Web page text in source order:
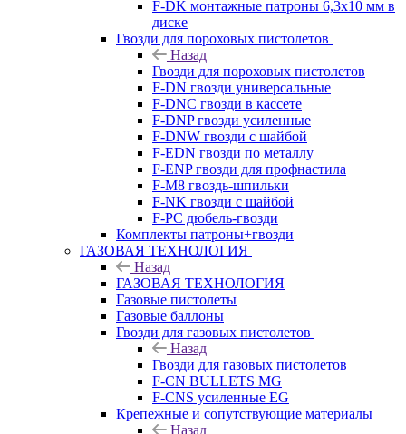
F-DK монтажные патроны 6,3х10 мм в
диске
Гвозди для пороховых пистолетов
Назад
Гвозди для пороховых пистолетов
F-DN гвозди универсальные
F-DNC гвозди в кассете
F-DNP гвозди усиленные
F-DNW гвозди с шайбой
F-EDN гвозди по металлу
F-ENP гвозди для профнастила
F-M8 гвоздь-шпильки
F-NK гвозди с шайбой
F-PC дюбель-гвозди
Комплекты патроны+гвозди
ГАЗОВАЯ ТЕХНОЛОГИЯ
Назад
ГАЗОВАЯ ТЕХНОЛОГИЯ
Газовые пистолеты
Газовые баллоны
Гвозди для газовых пистолетов
Назад
Гвозди для газовых пистолетов
F-CN BULLETS MG
F-CNS усиленные EG
Крепежные и сопутствующие материалы
Назад